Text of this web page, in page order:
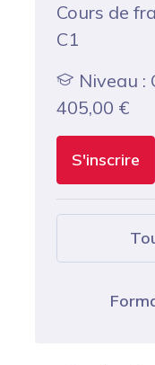
Cours de
C1
Niveau :
405,00 €
S'inscrire